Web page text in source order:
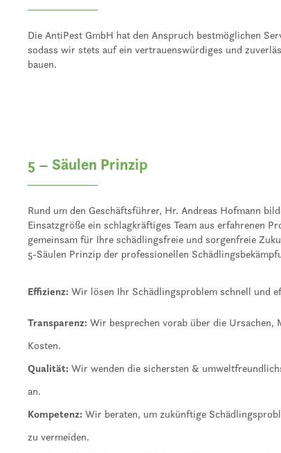
Die AntiPest GmbH hat den Anspruch bestmöglichen
sodass wir stets auf ein vertrauenswürdiges und
bauen.
5 – Säulen Prinzip
Rund um den Geschäftsführer, Hr. Andreas Hofmann
Einsatzgröße ein schlagkräftiges Team aus erfahrenen
gemeinsam für Ihre schädlingsfreie und sorgenfreie
5-Säulen Prinzip der professionellen
Effizienz: Wir lösen Ihr Schädlingsproblem schnell und
Transparenz: Wir besprechen vorab über die Ursachen,
Kosten.
Qualität: Wir wenden die sichersten &
an.
Kompetenz: Wir beraten, um zukünftige
zu vermeiden.